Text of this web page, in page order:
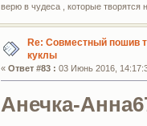
верю в чудеса , которые творятся
Re: Совместный пошив
куклы
«Ответ #83 : 03 Июнь 2016,
Анечка-